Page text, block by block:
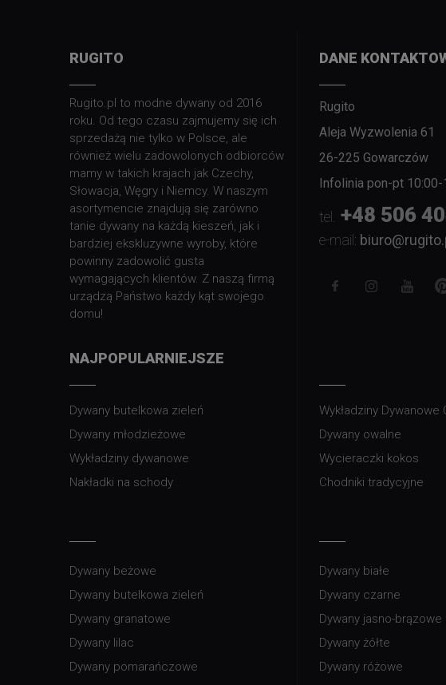
RUGITO
Rugito.pl to modne dywany od 2016
roku. Od tego czasu zajmujemy się ich
sprzedażą nie tylko w Polsce, ale
również wielu zadowolonych odbiorców
mamy w takich krajach jak Czechy,
Słowacja, Węgry i Niemcy. W naszym
asortymencie znajdują się zarówno
tanie dywany na każdą kieszeń, jak i
bardziej ekskluzywne wyroby, które
powinny zadowolić gusta
wymagających klientów. Z naszą firmą
urządzą Państwo każdy kąt swojego
domu!
DANE
Rugito
Aleja Wyzwolenia 61
26-225 Gowarczów
Infolinia pon-pt 10:00-
tel. +48 506
e-mail:
NAJPOPULARNIEJSZE
Dywany butelkowa zieleń
Dywany młodzieżowe
Wykładziny dywanowe
Nakładki na schody
Wykładziny Dywanowe
Dywany owalne
Wycieraczki kokos
Chodniki tradycyjne
Dywany beżowe
Dywany butelkowa zieleń
Dywany granatowe
Dywany lilac
Dywany pomarańczowe
Dywany białe
Dywany czarne
Dywany jasno-brązowe
Dywany żółte
Dywany różowe